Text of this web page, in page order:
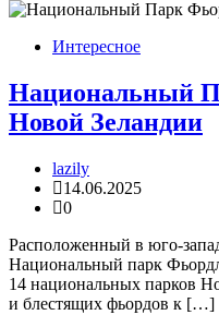
Интересное
Национальный
Новой Зеландии
lazily
14.06.2025
0
Расположенный в юго-
Национальный парк
14 национальных парков
и блестящих фьордов к […]